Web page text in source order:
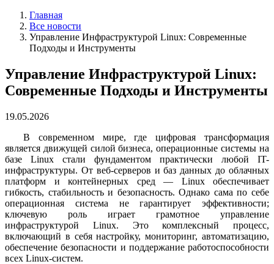
Главная
Все новости
Управление Инфраструктурой Linux: Современные
Подходы и Инструменты
Управление Инфраструктурой Linux:
Современные Подходы и Инструменты
19.05.2026
В современном мире, где цифровая трансформация
является движущей силой бизнеса, операционные системы на
базе Linux стали фундаментом практически любой IT-
инфраструктуры. От веб-серверов и баз данных до облачных
платформ и контейнерных сред — Linux обеспечивает
гибкость, стабильность и безопасность. Однако сама по себе
операционная система не гарантирует эффективности;
ключевую роль играет грамотное управление
инфраструктурой Linux. Это комплексный процесс,
включающий в себя настройку, мониторинг, автоматизацию,
обеспечение безопасности и поддержание работоспособности
всех Linux-систем.